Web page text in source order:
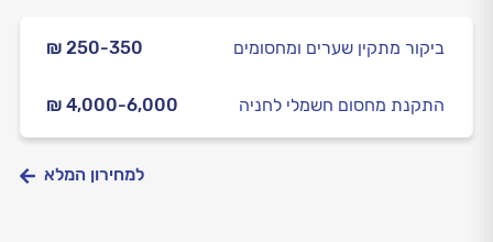
₪ 250-350 ביקור מתקין שערים ומחסומים
₪ 4,000-6,000 התקנת מחסום חשמלי לחניה
למחירון המלא